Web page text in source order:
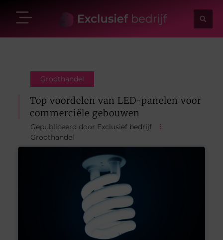
Groothandel
Top voordelen van LED-panelen voor
commerciële gebouwen
Gepubliceerd door Exclusief bedrijf
Groothandel